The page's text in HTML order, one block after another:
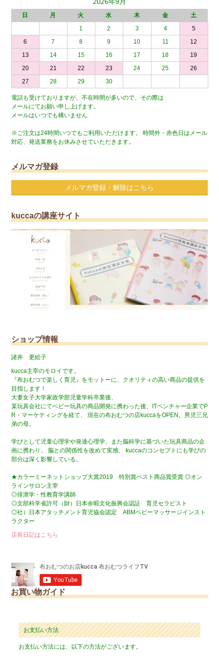
日 月 火 水 木 金
土
1
2 3 4
5
6
7 8 9 10 11
12
13
14 15 16 17 18
19
20
21 22 23 24 25
26
27
28 29 30
電話も受けておりますが、不在時間が多いので、その際は
メールにてお願い申し上げます。
メールはいつでも構いません
※ご注文は24時間いつでもご利用いただけます。 時間外・赤色日はメール
対応、発送業務をお休みさせていただきます。
メルマガ登録
メルマガ登録・解除はこちら
kuccaの講座サイト
ショップ情報
諸井 更絵子
kucca主宰のモロイです。
『布おむつで楽しく育児』をモットーに、クオリティの高い商品の提供を
目指します！
大妻女子大学家政学部児童学科卒業後、
某玩具会社にてベビー玩具の商品開発に携わった後、ITベンチャー企業でP
R・マーケティングを経て、 現在の布おむつの店kuccaをOPEN。男児三兄
弟の母。
学びとして児童心理学や発達心理学、また脳科学に基づいた玩具商品の企
画に携わり、 脳との関係性を改めて実感、 kuccaのコンセプトにも学びの
部分は深く影響している。
★カラーミーネットショップ大賞2019 特別賞ベスト商品賞受賞 ◎オン
ラインサロン主宰
◎排泄学・性教育学講師
◎文部科学省許可（財）日本余暇文化振興会認証 育児セラピスト
◎社）日本アタッチメント育児協会認定 ABMベビーマッサージインスト
ラクター
店長日記はこちら
お買い物ガイド
お支払い方法
お支払い方法には、以下の方法がございます。